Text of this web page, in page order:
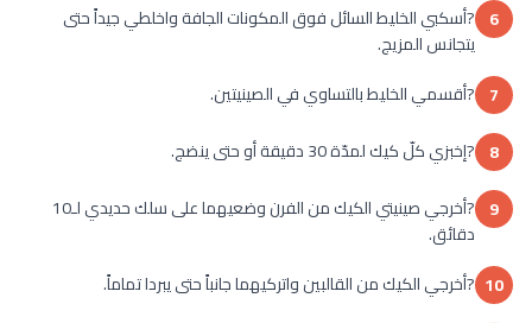
6 ?أسكبي الخليط السائل فوق المكونات الجافة واخلطي جيداً حتى
يتجانس المزيج.
7 ?أقسمي الخليط بالتساوي في الصينيتين.
8 ?إخبزي كلّ كيك لمدّة 30 دقيقة أو حتى ينضج.
9
?أخرجي صينيتي الكيك من الفرن وضعيهما على سلك حديدي لـ10
دقائق.
10 ?أخرجي الكيك من القالبين واتركيهما جانباً حتى يبردا تماماً.